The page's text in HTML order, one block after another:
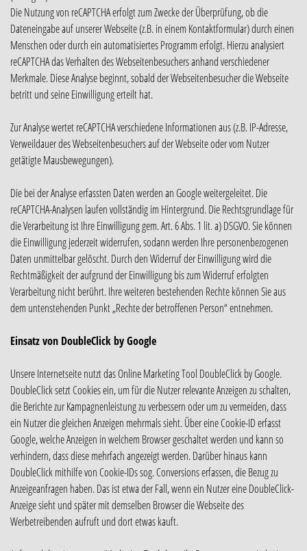
Die Nutzung von reCAPTCHA erfolgt zum Zwecke der Überprüfung, ob die
Dateneingabe auf unserer Webseite (z.B. in einem Kontaktformular) durch einen
Menschen oder durch ein automatisiertes Programm erfolgt. Hierzu analysiert
reCAPTCHA das Verhalten des Webseitenbesuchers anhand verschiedener
Merkmale. Diese Analyse beginnt, sobald der Webseitenbesucher die Webseite
betritt und seine Einwilligung erteilt hat.
Zur Analyse wertet reCAPTCHA verschiedene Informationen aus (z.B. IP-Adresse,
Verweildauer des Webseitenbesuchers auf der Webseite oder vom Nutzer
getätigte Mausbewegungen).
Die bei der Analyse erfassten Daten werden an Google weitergeleitet. Die
reCAPTCHA-Analysen laufen vollständig im Hintergrund. Die Rechtsgrundlage für
die Verarbeitung ist Ihre Einwilligung gem. Art. 6 Abs. 1 lit. a) DSGVO. Sie können
die Einwilligung jederzeit widerrufen, sodann werden Ihre personenbezogenen
Daten unmittelbar gelöscht. Durch den Widerruf der Einwilligung wird die
Rechtmäßigkeit der aufgrund der Einwilligung bis zum Widerruf erfolgten
Verarbeitung nicht berührt. Ihre weiteren bestehenden Rechte können Sie aus
dem untenstehenden Punkt „Rechte der betroffenen Person“ entnehmen.
Einsatz von DoubleClick by Google
Unsere Internetseite nutzt das Online Marketing Tool DoubleClick by Google.
DoubleClick setzt Cookies ein, um für die Nutzer relevante Anzeigen zu schalten,
die Berichte zur Kampagnenleistung zu verbessern oder um zu vermeiden, dass
ein Nutzer die gleichen Anzeigen mehrmals sieht. Über eine Cookie-ID erfasst
Google, welche Anzeigen in welchem Browser geschaltet werden und kann so
verhindern, dass diese mehrfach angezeigt werden. Darüber hinaus kann
DoubleClick mithilfe von Cookie-IDs sog. Conversions erfassen, die Bezug zu
Anzeigeanfragen haben. Das ist etwa der Fall, wenn ein Nutzer eine DoubleClick-
Anzeige sieht und später mit demselben Browser die Webseite des
Werbetreibenden aufruft und dort etwas kauft.